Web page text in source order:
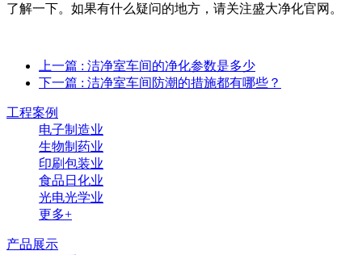
了解一下。如果有什么疑问的地方，请关注盛大净化官网。
上一篇 : 洁净室车间的净化参数是多少
下一篇 : 洁净室车间防潮的措施都有哪些？
工程案例
电子制造业
生物制药业
印刷包装业
食品日化业
光电光学业
更多+
产品展示